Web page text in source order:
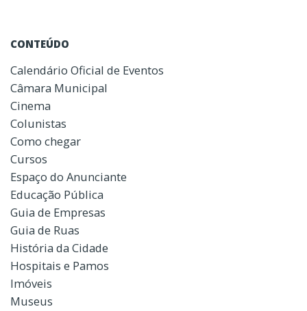
CONTEÚDO
Calendário Oficial de Eventos
Câmara Municipal
Cinema
Colunistas
Como chegar
Cursos
Espaço do Anunciante
Educação Pública
Guia de Empresas
Guia de Ruas
História da Cidade
Hospitais e Pamos
Imóveis
Museus